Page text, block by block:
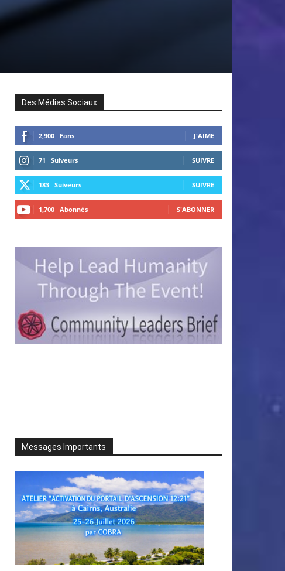
Des Médias Sociaux
2,900 Fans J'AIME
71 Suiveurs SUIVRE
183 Suiveurs SUIVRE
1,700 Abonnés S'ABONNER
Messages Importants